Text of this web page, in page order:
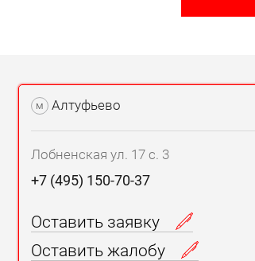
м Алтуфьево
Лобненская ул. 17 с. 3
+7 (495) 150-70-37
Оставить заявку
Оставить жалобу